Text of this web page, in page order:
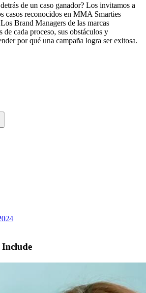
de un caso ganador? Los invitamos a
casos reconocidos en MMA Smarties
Brand Managers de las marcas
de cada proceso, sus obstáculos y
por qué una campaña logra ser exitosa.
Include